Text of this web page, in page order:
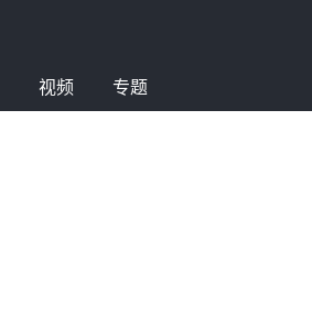
视频 专题